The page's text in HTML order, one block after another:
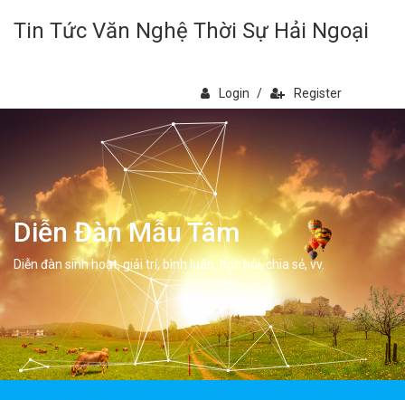
Tin Tức Văn Nghệ Thời Sự Hải Ngoại
Login / Register
Diễn Đàn Mẫu Tâm
Diễn đàn sinh hoạt, giải trí, bình luân, học hỏi, chia sẻ, vv.